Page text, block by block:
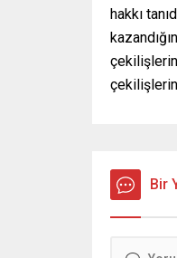
hakkı
çekilişlerin
Bir